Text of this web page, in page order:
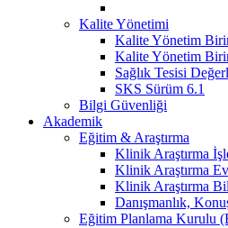
Kalite Yönetimi
Kalite Yönetim
Kalite Yönetim
Sağlık Tesisi
SKS Sürüm 6.1
Bilgi Güvenliği
Akademik
Eğitim & Araştırma
Klinik Araştırma
Klinik Araştırma
Klinik Araştırma
Danışmanlık,
Eğitim Planlama Kurulu